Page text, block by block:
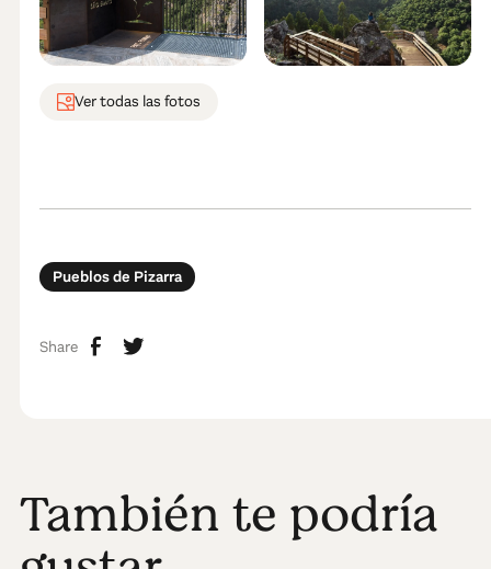
Ver todas las fotos
Pueblos de Pizarra
Share
También te podría